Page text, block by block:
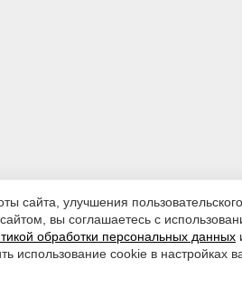
сайта, улучшения
вы соглашаетесь с
обработки персональных данных
использование cookie в настройках